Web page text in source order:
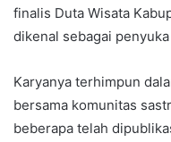
finalis Duta Wisata
dikenal sebagai
Karyanya terhimpun
bersama komunitas
beberapa telah